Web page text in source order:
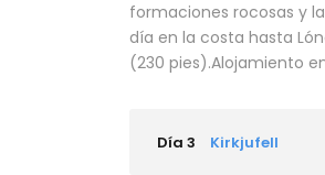
formaciones rocosas y
día en la costa hasta
(230 pies).Alojamiento
Día 3 Kirkjufell